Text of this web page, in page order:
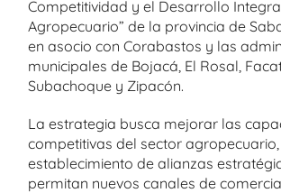
Competitividad y el Desarrollo
Agropecuario” de la provincia de
en asocio con Corabastos y las
municipales de Bojacá, El Rosal,
Subachoque y Zipacón.
La estrategia busca mejorar las
competitivas del sector
establecimiento de alianzas
permitan nuevos canales de